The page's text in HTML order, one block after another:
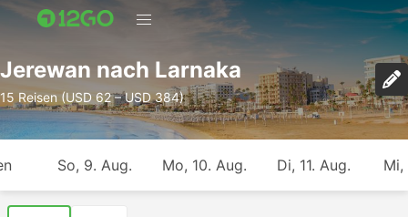
Jerewan nach Larnaka
15 Reisen (USD 62 – USD 384)
So, 9. Aug. Mo, 10. Aug. Di, 11. Aug. Mi,